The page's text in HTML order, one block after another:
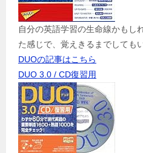
自分の英語学習の生命線かもし
た感じで、覚えきるまでしても
DUOの記事はこちら
DUO 3.0 / CD復習用